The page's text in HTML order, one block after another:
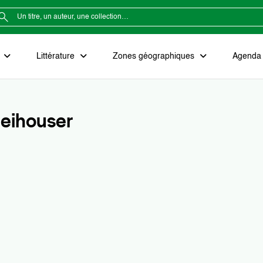
Littérature Zones géographiques